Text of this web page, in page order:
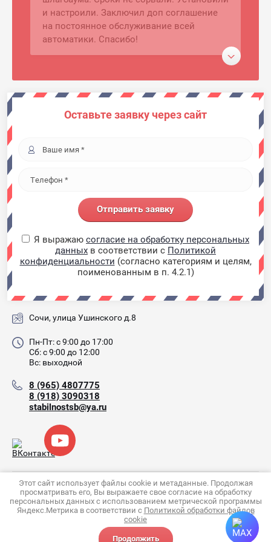
и настроили. Заключил доп соглашение
на постоянное обслуживание всей
автоматики. Спасибо!
Лариса
В моей стоматологической клинике
Также были установлены рольставни для
померили, согласовали оборудование,
пришлось. Хорошие специалисты!
Советую.
Матвей Андреевич
Спасибо ребятам! Полностью
недвижимость системой умный дом. Все
Оставьте заявку через сайт
Я выражаю согласие на обработку персональных
данных в соответствии с Политикой
конфиденциальности (согласно категориям и целям,
поименованным в п. 4.2.1)
Отправить заявку
Сочи, улица Ушинского д.8
Пн-Пт: с 9:00 до 17:00
Сб: с 9:00 до 12:00
Вс: выходной
8 (965) 4807775
8 (918) 3090318
stabilnostsb@ya.ru
Copyright © 2007 - 2026 Стабильность-ЛТД (ИП Богданов
С.А.)
Политика конфиденциальности
Этот сайт использует файлы cookie и метаданные. Продолжая
просматривать его, Вы выражаете свое согласие на обработку
персональных данных с использованием метрической программы
Яндекс.Метрика в соответствии с Политикой обработки файлов
cookie
Продолжить